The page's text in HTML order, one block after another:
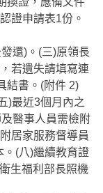
證申請表1份。
還)。 (三)原領長
，若遺失請填寫連
結書。(附件2)
)最近3個月內之
醫事人員需檢附
居家服務督導員
(八)繼續教育證
生福利部長照機